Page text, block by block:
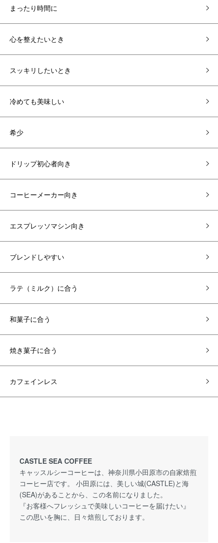
まったり時間に
心を整えたいとき
スッキリしたいとき
冷めても美味しい
希少
ドリップ初心者向き
コーヒーメーカー向き
エスプレッソマシン向き
ブレンドしやすい
ラテ（ミルク）に合う
和菓子に合う
焼き菓子に合う
カフェインレス
CASTLE SEA COFFEE
キャッスルシーコーヒーは、神奈川県小田原市の自家焙煎
コーヒー店です。 小田原には、美しい城(CASTLE)と海
(SEA)があることから、この名前になりました。
『お客様へフレッシュで美味しいコーヒーを届けたい』
この思いを胸に、日々焙煎しております。